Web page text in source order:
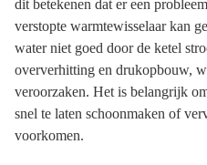
dit betekenen dat er een
verstopte warmtewisselaar kan
water niet goed door de ketel
oververhitting en drukopbouw,
veroorzaken. Het is belangrijk
snel te laten schoonmaken of
voorkomen.